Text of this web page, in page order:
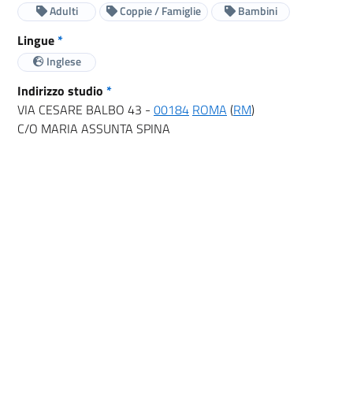
Adulti Coppie / Famiglie Bambini
Lingue*
Inglese
Indirizzo studio *
VIA CESARE BALBO 43 - 00184 ROMA (RM)
C/O MARIA ASSUNTA SPINA